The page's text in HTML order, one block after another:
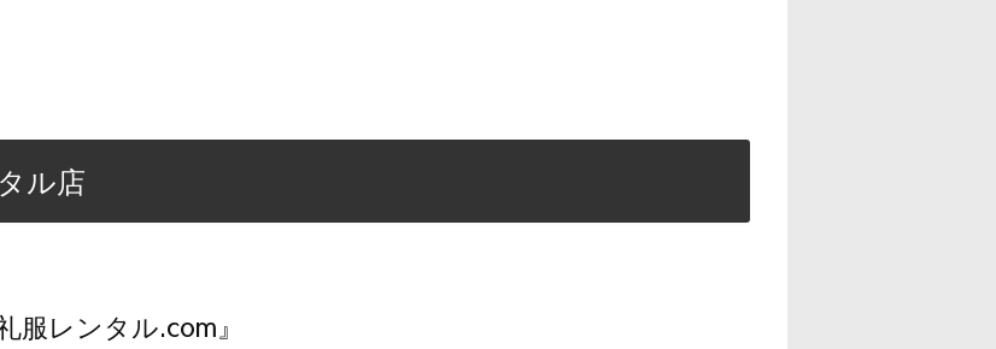
ル店
レンタル.com』